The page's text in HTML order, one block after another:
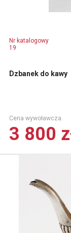
Nr katalogowy
19
Dzbanek do kawy
Cena wywoławcza.
3 800